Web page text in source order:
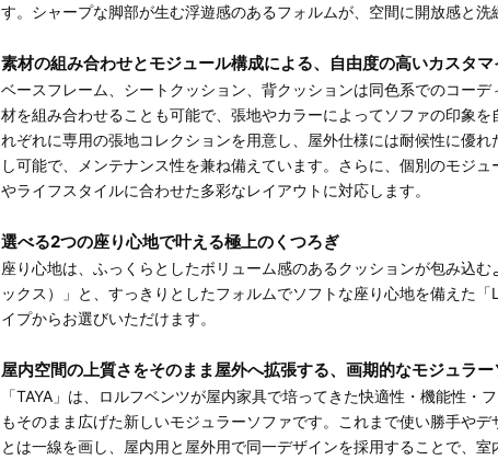
す。シャープな脚部が生む浮遊感のあるフォルムが、空間に開放感と洗
素材の組み合わせとモジュール構成による、⾃由度の高いカスタマ
ベースフレーム、シートクッション、背クッションは同⾊系でのコー
材を組み合わせることも可能で、張地やカラーによってソファの印象
れぞれに専用の張地コレクションを用意し、屋外仕様には耐候性に優
し可能で、メンテナンス性を兼ね備えています。さらに、個別のモジ
やライフスタイルに合わせた多彩なレイアウトに対応します。
選べる2つの座り心地で叶える極上のくつろぎ
座り心地は、ふっくらとしたボリューム感のあるクッションが包み込
ックス）」と、すっきりとしたフォルムでソフトな座り心地を備えた
イプからお選びいただけます。
屋内空間の上質さをそのまま屋外へ拡張する、画期的なモジュラー
「TAYA」は、ロルフベンツが屋内家具で培ってきた快適性・機能性・
もそのまま広げた新しいモジュラーソファです。これまで使い勝手や
とは一線を画し、屋内用と屋外用で同一デザインを採用することで、